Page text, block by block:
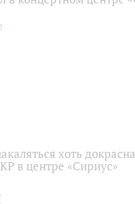
хоть
в центре «Сириус»